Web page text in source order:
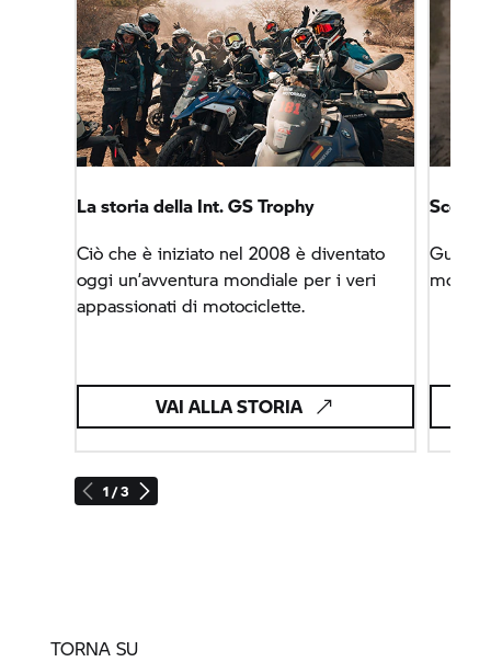
1 / 3
La storia della Int.GS Trophy
Ciò che è iniziato nel 2008 è diventato
oggi un’avventura mondiale per i veri
appassionati di motociclette.
VAI ALLA STORIA
Scopri
TORNA SU